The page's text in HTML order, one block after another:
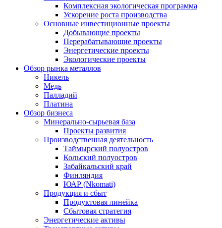
Комплексная экологическая программа
Ускорение роста производства
Основные инвестиционные проекты
Добывающие проекты
Перерабатывающие проекты
Энергетические проекты
Экологические проекты
Обзор рынка металлов
Никель
Медь
Палладий
Платина
Обзор бизнеса
Минерально-сырьевая база
Проекты развития
Производственная деятельность
Таймырский полуостров
Кольский полуостров
Забайкальский край
Финляндия
ЮАР (Nkomati)
Продукция и сбыт
Продуктовая линейка
Сбытовая стратегия
Энергетические активы